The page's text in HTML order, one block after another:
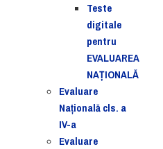
Teste
digitale
pentru
EVALUAREA
NAȚIONALĂ
Evaluare
Naţională cls. a
IV-a
Evaluare